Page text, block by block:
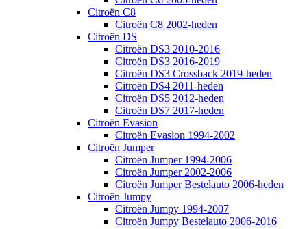
Citroën C8
Citroën C8 2002-heden
Citroën DS
Citroën DS3 2010-2016
Citroën DS3 2016-2019
Citroën DS3 Crossback 2019-heden
Citroën DS4 2011-heden
Citroën DS5 2012-heden
Citroën DS7 2017-heden
Citroën Evasion
Citroën Evasion 1994-2002
Citroën Jumper
Citroën Jumper 1994-2006
Citroën Jumper 2002-2006
Citroën Jumper Bestelauto 2006-heden
Citroën Jumpy
Citroën Jumpy 1994-2007
Citroën Jumpy Bestelauto 2006-2016